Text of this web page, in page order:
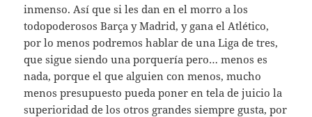
inmenso. Así que si les dan en el morro a los
todopoderosos Barça y Madrid, y gana el Atlético,
por lo menos podremos hablar de una Liga de tres,
que sigue siendo una porquería pero… menos es
nada, porque el que alguien con menos, mucho
menos presupuesto pueda poner en tela de juicio la
superioridad de los otros grandes siempre gusta, por